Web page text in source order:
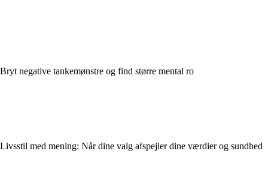
Bryt negative tankemønstre og find større mental ro
Livsstil med mening: Når dine valg afspejler dine værdier og sundhed